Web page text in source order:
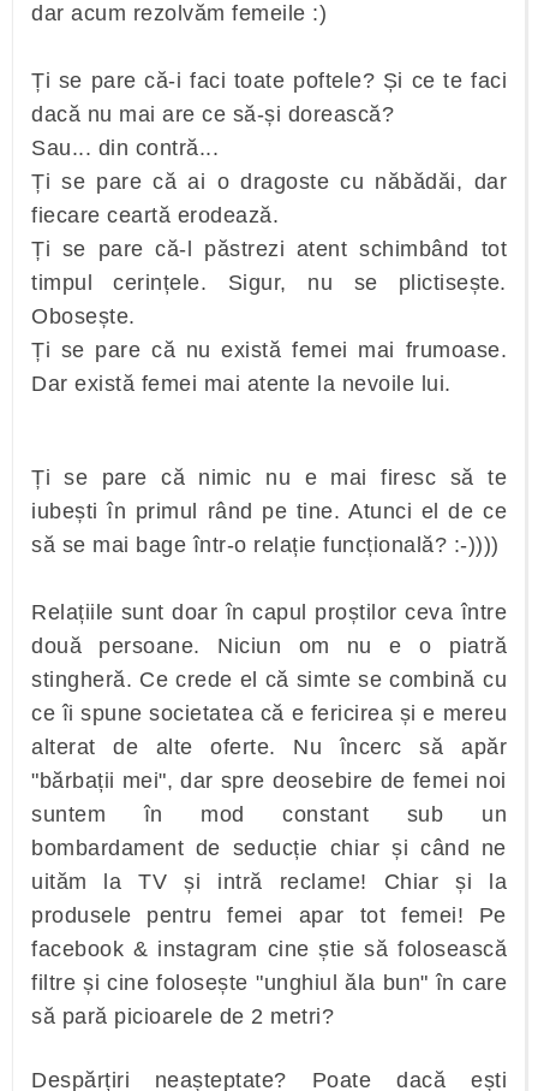
dar acum rezolvăm femeile :)
Ți se pare că-i faci toate poftele? Și ce te faci
dacă nu mai are ce să-și dorească?
Sau... din contră...
Ți se pare că ai o dragoste cu năbădăi, dar
fiecare ceartă erodează.
Ți se pare că-l păstrezi atent schimbând tot
timpul cerințele. Sigur, nu se plictisește.
Obosește.
Ți se pare că nu există femei mai frumoase.
Dar există femei mai atente la nevoile lui.
Ți se pare că nimic nu e mai firesc să te
iubești în primul rând pe tine. Atunci el de ce
să se mai bage într-o relație funcțională? :-))))
Relațiile sunt doar în capul proștilor ceva între
două persoane. Niciun om nu e o piatră
stingheră. Ce crede el că simte se combină cu
ce îi spune societatea că e fericirea și e mereu
alterat de alte oferte. Nu încerc să apăr
"bărbații mei", dar spre deosebire de femei noi
suntem în mod constant sub un
bombardament de seducție chiar și când ne
uităm la TV și intră reclame! Chiar și la
produsele pentru femei apar tot femei! Pe
facebook & instagram cine știe să folosească
filtre și cine folosește "unghiul ăla bun" în care
să pară picioarele de 2 metri?
Despărțiri neașteptate? Poate dacă ești